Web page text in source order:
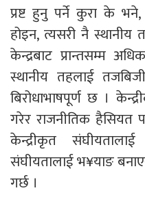
प्रष्ट हुनु पर्ने कुरा के
होइन, त्यसरी नै स्थानीय
केन्द्रबाट प्रान्तसम्म
स्थानीय तहलाई
बिरोधाभाषपूर्ण छ ।
गरेर राजनीतिक
केन्द्रीकृत
संघीयतालाई भ¥याङ
गर्छ ।